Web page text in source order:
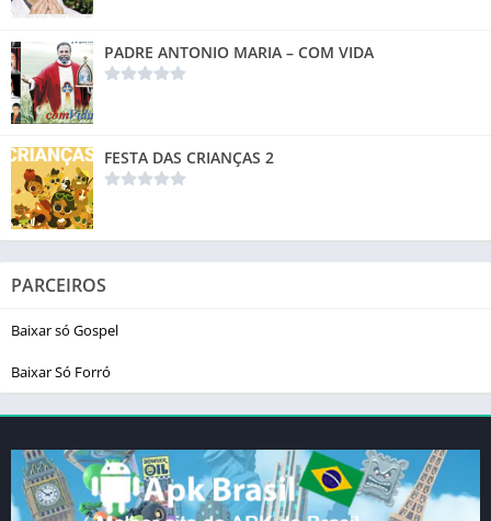
PADRE ANTONIO MARIA – COM VIDA
FESTA DAS CRIANÇAS 2
PARCEIROS
Baixar só Gospel
Baixar Só Forró